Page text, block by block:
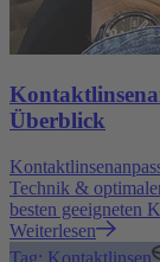
Überblick
Technik &
besten geeigneten
Weiterlesen
Tag: Kontaktlinsen